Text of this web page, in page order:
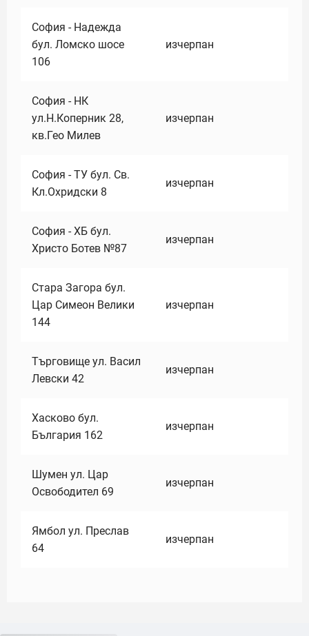
София - Надежда
бул. Ломско шосе
106
изчерпан
София - НК
ул.Н.Коперник 28,
кв.Гео Милев
изчерпан
София - ТУ бул. Св.
Кл.Охридски 8
изчерпан
София - ХБ бул.
Христо Ботев №87
изчерпан
Стара Загора бул.
Цар Симеон Велики
144
изчерпан
Търговище ул. Васил
Левски 42
изчерпан
Хасково бул.
България 162
изчерпан
Шумен ул. Цар
Освободител 69
изчерпан
Ямбол ул. Преслав
64
изчерпан